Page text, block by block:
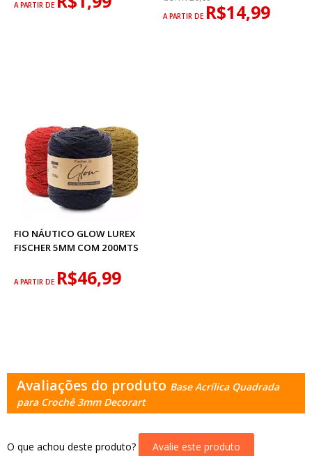
A PARTIR DE
A PARTIR DE R$14,99
FIO NÁUTICO GLOW LUREX
FISCHER 5MM COM 200MTS
A PARTIR DE R$46,99
Avaliações do produto Base Acrílica Quadrada
para Crochê 3mm Decorart
O que achou deste produto? Avalie este produto